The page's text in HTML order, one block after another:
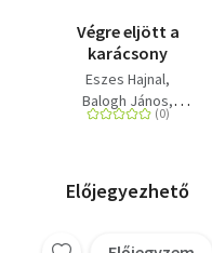
Végre eljött a
karácsony
Eszes Hajnal
Balogh János
Morvay Zsófi
Előjegyezhető